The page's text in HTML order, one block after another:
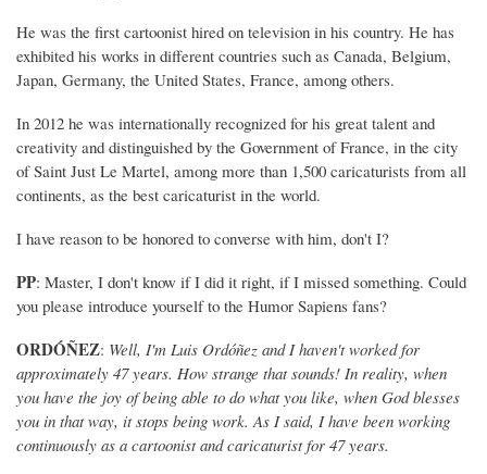
He was the first cartoonist hired on television in his country. He has
exhibited his works in different countries such as Canada, Belgium,
Japan, Germany, the United States, France, among others.
In 2012 he was internationally recognized for his great talent and
creativity and distinguished by the Government of France, in the city
of Saint Just Le Martel, among more than 1,500 caricaturists from all
continents, as the best caricaturist in the world.
I have reason to be honored to converse with him, don't I?
PP: Master, I don't know if I did it right, if I missed something. Could
you please introduce yourself to the Humor Sapiens fans?
ORDÓÑEZ: Well, I'm Luis Ordóñez and I haven't worked for
approximately 47 years. How strange that sounds! In reality, when
you have the joy of being able to do what you like, when God blesses
you in that way, it stops being work. As I said, I have been working
continuously as a cartoonist and caricaturist for 47 years.